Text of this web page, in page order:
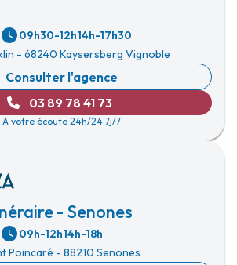
09h30-12h14h-17h30
- 68240 Kaysersberg Vignoble
Consulter l'agence
03 89 78 41 73
A votre écoute 24h/24 7j/7
- Senones
09h-12h14h-18h
Poincaré - 88210 Senones